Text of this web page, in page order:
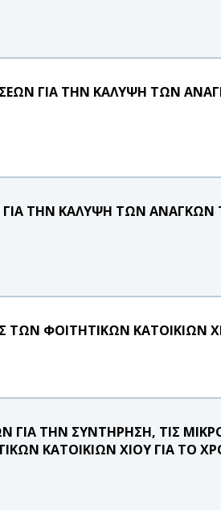
ΓΙΑ ΤΗΝ ΚΑΛΥΨΗ ΤΩΝ
ΤΗΝ ΚΑΛΥΨΗ ΤΩΝ ΑΝΑΓΚΩΝ
ΤΩΝ ΦΟΙΤΗΤΙΚΩΝ ΚΑΤΟΙΚΙΩΝ
ΤΗΝ ΣΥΝΤΗΡΗΣΗ, ΤΙΣ
ΚΑΤΟΙΚΙΩΝ ΧΙΟΥ ΓΙΑ ΤΟ